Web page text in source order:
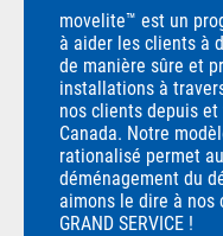
movelite™ est un
à aider les clients à
de manière sûre et
installations à
nos clients depuis et
Canada. Notre
rationalisé permet
déménagement du
aimons le dire à nos
GRAND SERVICE !